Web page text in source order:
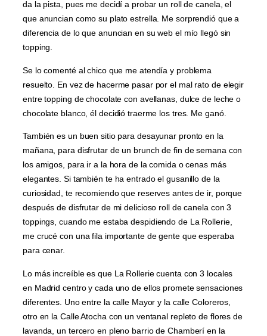
da la pista, pues me decidí a probar un roll de canela, el
que anuncian como su plato estrella. Me sorprendió que a
diferencia de lo que anuncian en su web el mío llegó sin
topping.
Se lo comenté al chico que me atendía y problema
resuelto. En vez de hacerme pasar por el mal rato de elegir
entre topping de chocolate con avellanas, dulce de leche o
chocolate blanco, él decidió traerme los tres. Me ganó.
También es un buen sitio para desayunar pronto en la
mañana, para disfrutar de un brunch de fin de semana con
los amigos, para ir a la hora de la comida o cenas más
elegantes. Si también te ha entrado el gusanillo de la
curiosidad, te recomiendo que reserves antes de ir, porque
después de disfrutar de mi delicioso roll de canela con 3
toppings, cuando me estaba despidiendo de La Rollerie,
me crucé con una fila importante de gente que esperaba
para cenar.
Lo más increíble es que La Rollerie cuenta con 3 locales
en Madrid centro y cada uno de ellos promete sensaciones
diferentes. Uno entre la calle Mayor y la calle Coloreros,
otro en la Calle Atocha con un ventanal repleto de flores de
lavanda, un tercero en pleno barrio de Chamberí en la